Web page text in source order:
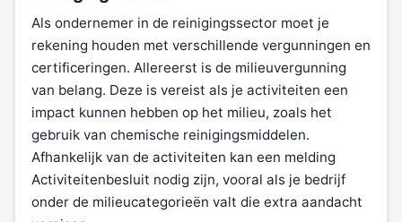
Als ondernemer in de reinigingssector moet je
rekening houden met verschillende vergunningen en
certificeringen. Allereerst is de milieuvergunning
van belang. Deze is vereist als je activiteiten een
impact kunnen hebben op het milieu, zoals het
gebruik van chemische reinigingsmiddelen.
Afhankelijk van de activiteiten kan een melding
Activiteitenbesluit nodig zijn, vooral als je bedrijf
onder de milieucategorieën valt die extra aandacht